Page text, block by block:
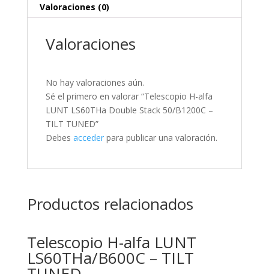
Valoraciones (0)
Valoraciones
No hay valoraciones aún.
Sé el primero en valorar “Telescopio H-alfa
LUNT LS60THa Double Stack 50/B1200C –
TILT TUNED”
Debes accederpara publicar una valoración.
Productos relacionados
Telescopio H-alfa LUNT
LS60THa/B600C – TILT